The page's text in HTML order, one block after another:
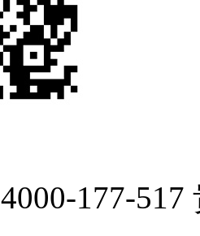
4000-177-517